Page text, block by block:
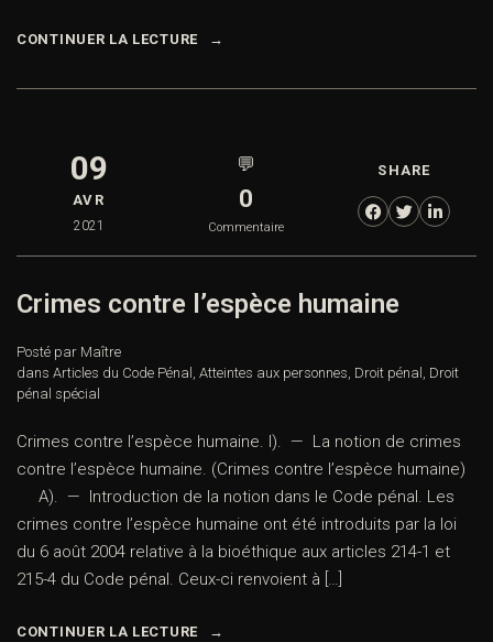
CONTINUER LA LECTURE
09
AVR
2021
💬
0
Commentaire
SHARE
Crimes contre l’espèce humaine
Posté par Maître
dans Articles du Code Pénal , Atteintes aux personnes, Droit pénal , Droit
pénal spécial
Crimes contre l’espèce humaine. I). — La notion de crimes
contre l’espèce humaine. (Crimes contre l’espèce humaine)
A). — Introduction de la notion dans le Code pénal. Les
crimes contre l’espèce humaine ont été introduits par la loi
du 6 août 2004 relative à la bioéthique aux articles 214-1 et
215-4 du Code pénal. Ceux-ci renvoient à […]
CONTINUER LA LECTURE